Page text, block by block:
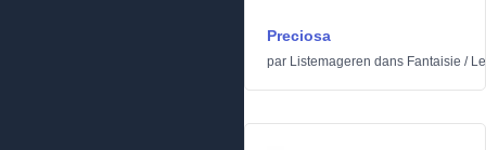
Preciosa
par Listemageren dans Fantaisie /